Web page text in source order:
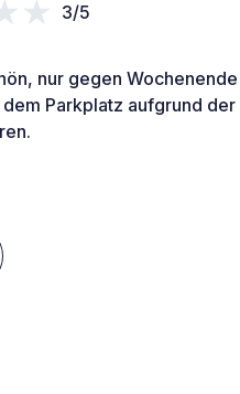
3/5
nur gegen
Parkplatz aufgrund